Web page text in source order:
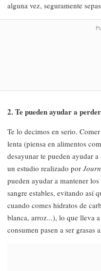
alguna vez, seguramente
2. Te pueden ayudar a
Te lo decimos en serio.
lenta (piensa en alimentos
desayunar te pueden ayudar
un estudio realizado por
pueden ayudar a mantener
sangre estables, evitando así
cuando comes hidratos de
blanca, arroz...), lo que lleva
consumen pasen a ser grasas